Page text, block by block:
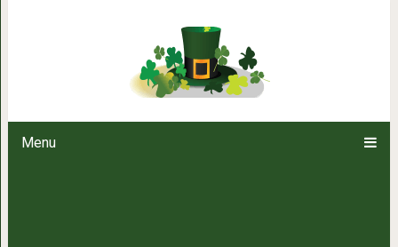
Menu
10 самых вкусных